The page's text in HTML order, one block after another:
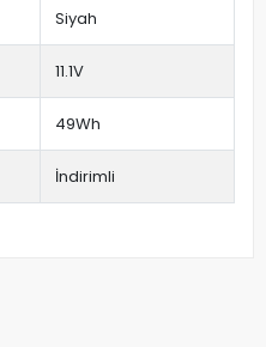
Siyah
11.1V
49Wh
İndirimli